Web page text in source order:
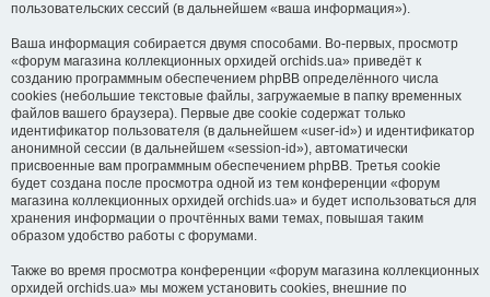
пользовательских сессий (в дальнейшем «ваша информация»).
Ваша информация собирается двумя способами. Во-первых, просмотр
«форум магазина коллекционных орхидей orchids.ua» приведёт к
созданию программным обеспечением phpBB определённого числа
cookies (небольшие текстовые файлы, загружаемые в папку временных
файлов вашего браузера). Первые две cookie содержат только
идентификатор пользователя (в дальнейшем «user-id») и идентификатор
анонимной сессии (в дальнейшем «session-id»), автоматически
присвоенные вам программным обеспечением phpBB. Третья cookie
будет создана после просмотра одной из тем конференции «форум
магазина коллекционных орхидей orchids.ua» и будет использоваться для
хранения информации о прочтённых вами темах, повышая таким
образом удобство работы с форумами.
Также во время просмотра конференции «форум магазина коллекционных
орхидей orchids.ua» мы можем установить cookies, внешние по